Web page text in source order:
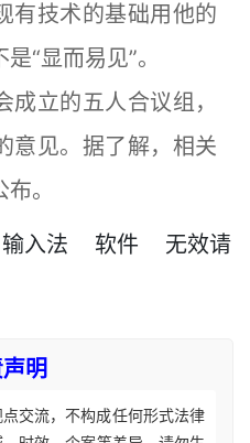
有技术的基础用他的
“显而易见”。
成立的五人合议组，
意见。据了解，相关
。
输入法 软件
无效请
明
交流，不构成任何形式法律